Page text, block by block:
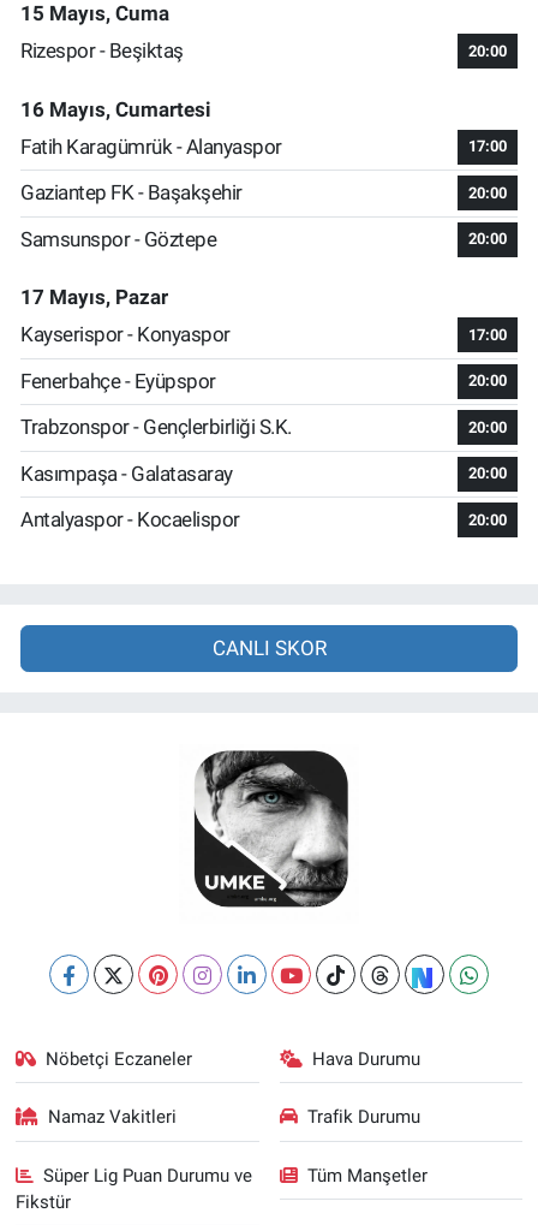
15 Mayıs, Cuma
Rizespor - Beşiktaş
20:00
16 Mayıs, Cumartesi
Fatih Karagümrük - Alanyaspor
17:00
Gaziantep FK - Başakşehir 20:00
Samsunspor - Göztepe 20:00
17 Mayıs, Pazar
Kayserispor - Konyaspor
17:00
Fenerbahçe - Eyüpspor 20:00
Trabzonspor - Gençlerbirliği S.K. 20:00
Kasımpaşa - Galatasaray 20:00
Antalyaspor - Kocaelispor 20:00
CANLI SKOR
Nöbetçi Eczaneler Hava Durumu
Namaz Vakitleri Trafik Durumu
Süper Lig Puan Durumu ve
Fikstür
Tüm Manşetler